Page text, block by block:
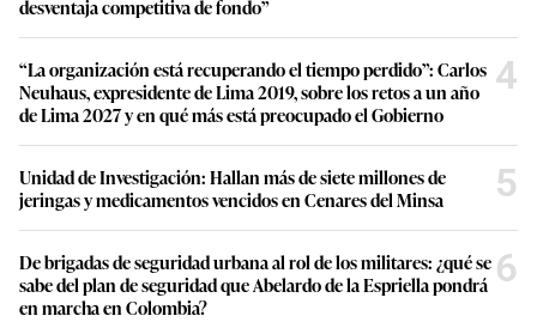
desventaja competitiva de fondo”
“La organización está recuperando el tiempo perdido”: Carlos
Neuhaus, expresidente de Lima 2019, sobre los retos a un año
de Lima 2027 y en qué más está preocupado el Gobierno
4
Unidad de Investigación: Hallan más de siete millones de
jeringas y medicamentos vencidos en Cenares del Minsa
5
De brigadas de seguridad urbana al rol de los militares: ¿qué se
sabe del plan de seguridad que Abelardo de la Espriella pondrá
en marcha en Colombia?
6